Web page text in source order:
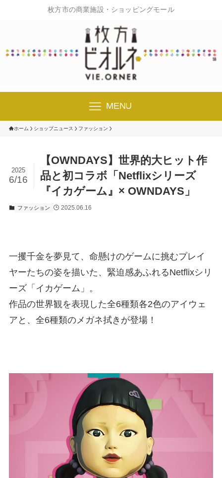
枚方市の商業施設・ショッピングモール
MENU
ホーム ショップニュース ファッション
【OWNDAYS】世界的大ヒット作
品と初コラボ「Netflixシリーズ
『イカゲーム』× OWNDAYS」
2025
6/16
ファッション 2025.06.16
一攫千金を夢見て、命懸けのゲームに挑むプレイ
ヤーたちの姿を描いた、緊迫感あふれるNetflixシリ
ーズ「イカゲーム」。
作品の世界観を表現した全6種類各2色のアイウェ
アと、全6種類のメガネ拭きが登場！